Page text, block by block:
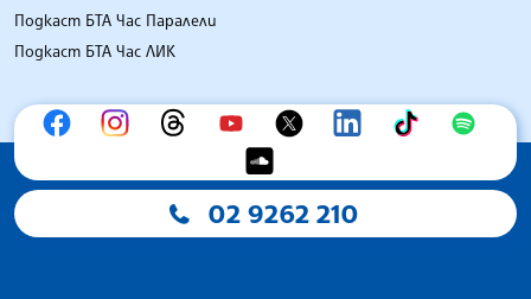
Подкаст БТА Час Паралели
Подкаст БТА Час ЛИК
02 9262 210